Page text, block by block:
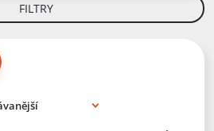
FILTRY